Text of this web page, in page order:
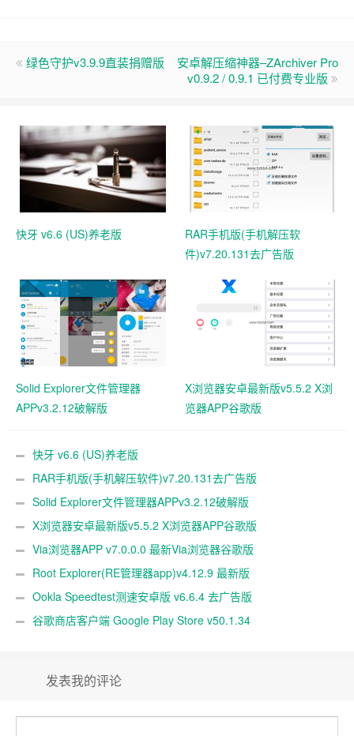
绿色守护v3.9.9直装捐赠版
安卓解压缩神器–ZArchiver Pro
v0.9.2 / 0.9.1 已付费专业版
快牙 v6.6 (US)养老版
RAR手机版(手机解压软
件)v7.20.131去广告版
Solid Explorer文件管理器
APPv3.2.12破解版
X浏览器安卓最新版v5.5.2 X浏
览器APP谷歌版
快牙 v6.6 (US)养老版
RAR手机版(手机解压软件)v7.20.131去广告版
Solid Explorer文件管理器APPv3.2.12破解版
X浏览器安卓最新版v5.5.2 X浏览器APP谷歌版
Via浏览器APP v7.0.0.0 最新Via浏览器谷歌版
Root Explorer(RE管理器app)v4.12.9 最新版
Ookla Speedtest测速安卓版 v6.6.4 去广告版
谷歌商店客户端 Google Play Store v50.1.34
发表我的评论